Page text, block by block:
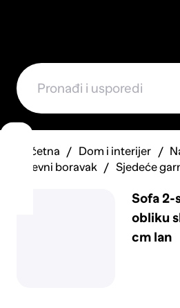
Početna Dom i interijer
Dnevni boravak
Sjedeće
Sofa 2-
obliku
cm lan